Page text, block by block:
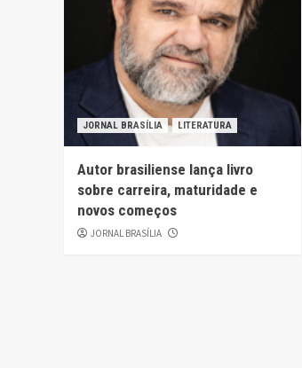
JORNAL BRASÍLIA LITERATURA
Autor brasiliense lança livro
sobre carreira, maturidade e
novos começos
JORNAL BRASÍLIA